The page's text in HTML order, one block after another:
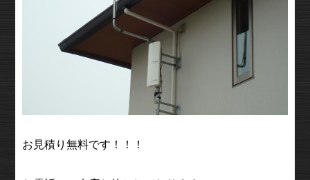
お見積り無料です！！！